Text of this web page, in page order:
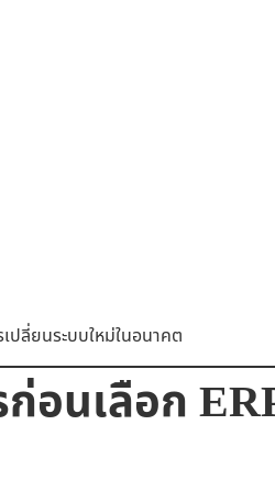
ปลี่ยนระบบใหม่ในอนาคต
อนเลือก